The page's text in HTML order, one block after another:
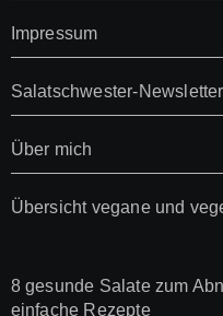
Impressum
Salatschwester-Newsletter
Über mich
Übersicht vegane und
8 gesunde Salate zum
einfache Rezepte